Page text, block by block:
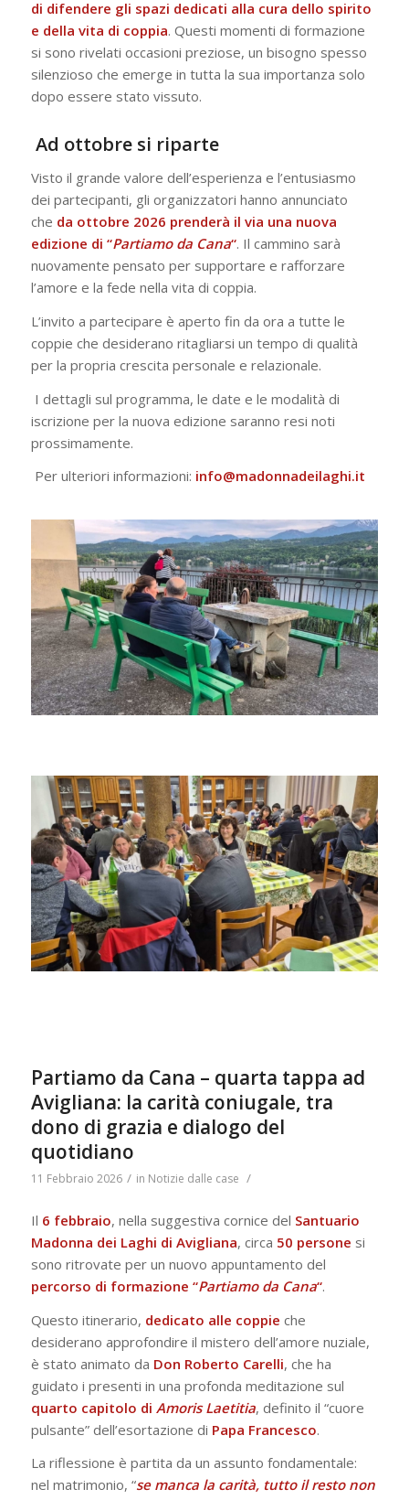
di difendere gli spazi dedicati alla cura dello spirito
e della vita di coppia. Questi momenti di formazione
si sono rivelati occasioni preziose, un bisogno spesso
silenzioso che emerge in tutta la sua importanza solo
dopo essere stato vissuto.
Ad ottobre si riparte
Visto il grande valore dell’esperienza e l’entusiasmo
dei partecipanti, gli organizzatori hanno annunciato
che da ottobre 2026 prenderà il via una nuova
edizione di “Partiamo da Cana“. Il cammino sarà
nuovamente pensato per supportare e rafforzare
l’amore e la fede nella vita di coppia.
L’invito a partecipare è aperto fin da ora a tutte le
coppie che desiderano ritagliarsi un tempo di qualità
per la propria crescita personale e relazionale.
I dettagli sul programma, le date e le modalità di
iscrizione per la nuova edizione saranno resi noti
prossimamente.
Per ulteriori informazioni: info@madonnadeilaghi.it
Partiamo da Cana – quarta tappa ad
Avigliana: la carità coniugale, tra
dono di grazia e dialogo del
quotidiano
11 Febbraio 2026 / in Notizie dalle case /
Il 6 febbraio, nella suggestiva cornice del Santuario
Madonna dei Laghi di Avigliana, circa 50 persone si
sono ritrovate per un nuovo appuntamento del
percorso di formazione “Partiamo da Cana“.
Questo itinerario, dedicato alle coppie che
desiderano approfondire il mistero dell’amore nuziale,
è stato animato da Don Roberto Carelli, che ha
guidato i presenti in una profonda meditazione sul
quarto capitolo di Amoris Laetitia, definito il “cuore
pulsante” dell’esortazione di Papa Francesco.
La riflessione è partita da un assunto fondamentale:
nel matrimonio, “se manca la carità, tutto il resto non